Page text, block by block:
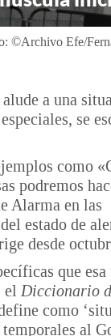
©Archivo Efe/
alude a una
se
como
podremos
Alarma en las
estado de
desde
que
el Diccionario
como
temporales al